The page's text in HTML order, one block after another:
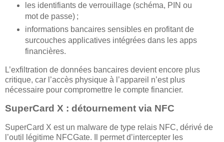
les identifiants de verrouillage (schéma, PIN ou
mot de passe) ;
informations bancaires sensibles en profitant de
surcouches applicatives intégrées dans les apps
financières.
L’exfiltration de données bancaires devient encore plus
critique, car l’accès physique à l’appareil n’est plus
nécessaire pour compromettre le compte financier.
SuperCard X : détournement via NFC
SuperCard X est un malware de type relais NFC, dérivé de
l’outil légitime NFCGate. Il permet d’intercepter les